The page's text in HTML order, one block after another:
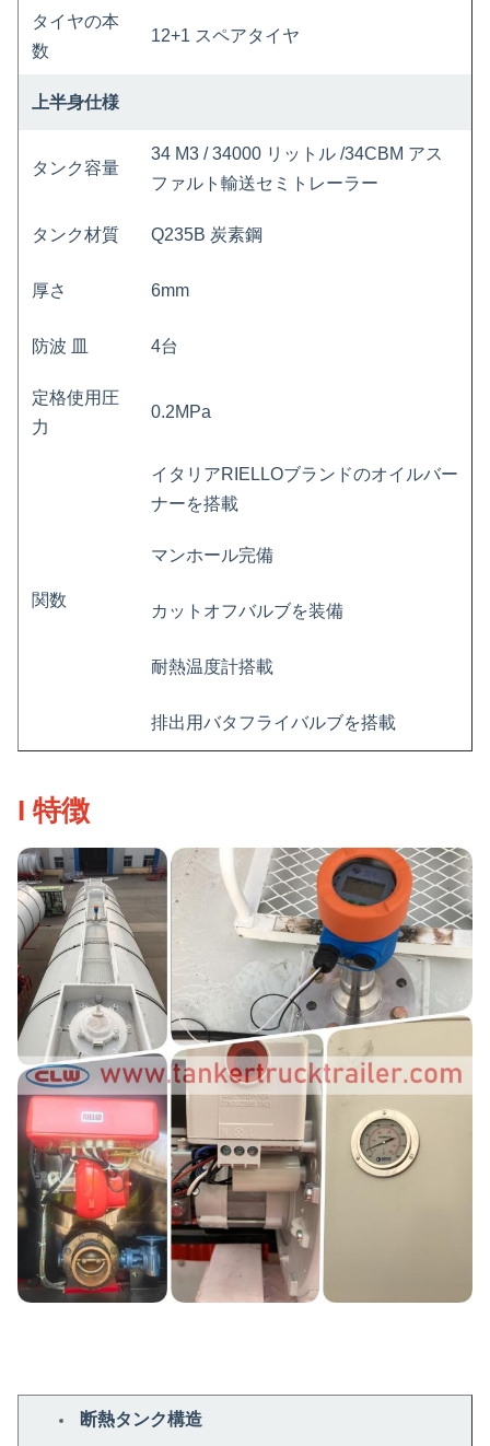
タイヤの本
数
12+1 スペアタイヤ
上半身仕様
タンク容量
34 M3 / 34000 リットル /34CBM アス
ファルト輸送セミトレーラー
タンク材質 Q235B 炭素鋼
厚さ 6mm
防波 皿 4台
定格使用圧
力
0.2MPa
関数
イタリアRIELLOブランドのオイルバー
ナーを搭載
マンホール完備
カットオフバルブを装備
耐熱温度計搭載
排出用バタフライバルブを搭載
I 特徴
断熱タンク構造